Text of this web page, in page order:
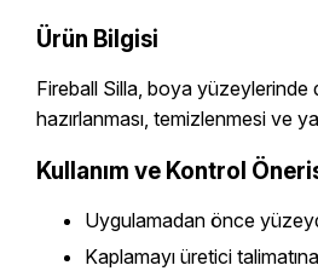
Ürün Bilgisi
Fireball Silla, boya yüzeylerinde
hazırlanması, temizlenmesi ve
Kullanım ve Kontrol
Uygulamadan önce
Kaplamayı üretici